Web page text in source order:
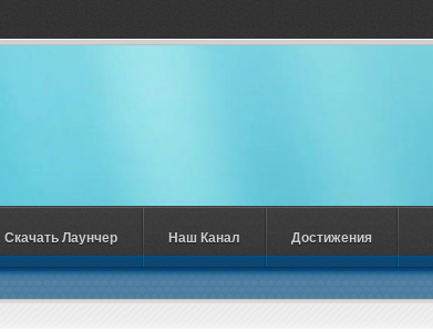
Скачать Лаунчер Наш Канал Достижения